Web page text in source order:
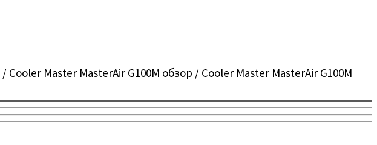
/ Cooler Master MasterAir G100M обзор / Cooler Master MasterAir G100M